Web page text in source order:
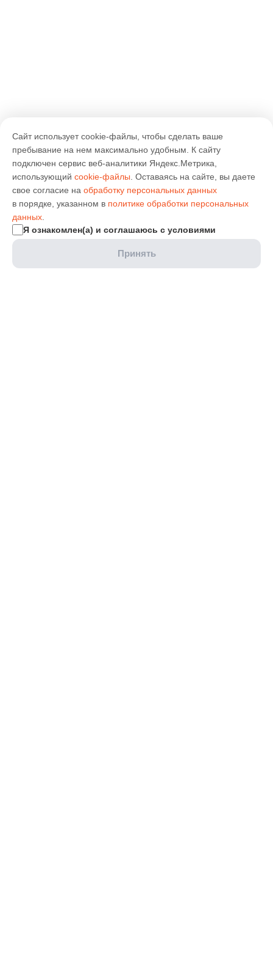
Сайт использует cookie-файлы, чтобы сделать ваше
пребывание на нем максимально удобным. К cайту
подключен сервис веб-аналитики Яндекс.Метрика,
использующий cookie-файлы . Оставаясь на сайте, вы даете
свое согласие на обработку персональных данных
в порядке, указанном в политике обработки персональных
данных
Я ознакомлен(а) и соглашаюсь с условиями
Принять